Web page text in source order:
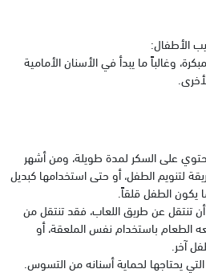
الأطفال:
وغالباً ما يبدأ في الأسنان الأمامية
على السكر لمدة طويلة، ومن أشهر
لتنويم الطفل، أو حتى استخدامها كبديل
يكون الطفل قلقاً.
تنتقل عن طريق اللعاب، فقد تنتقل من
الطعام باستخدام نفس الملعقة، أو
آخر.
يحتاجها لحماية أسنانه من التسوس.